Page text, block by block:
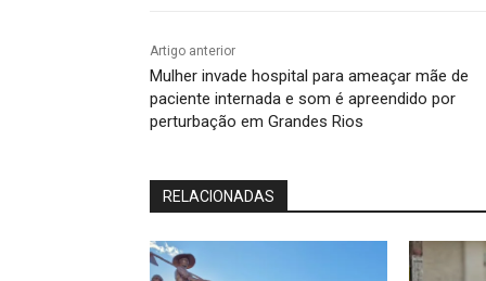
Artigo anterior
Mulher invade hospital para ameaçar mãe de
paciente internada e som é apreendido por
perturbação em Grandes Rios
RELACIONADAS